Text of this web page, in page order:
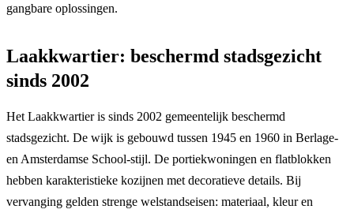
gangbare oplossingen.
Laakkwartier: beschermd stadsgezicht
sinds 2002
Het Laakkwartier is sinds 2002 gemeentelijk beschermd
stadsgezicht. De wijk is gebouwd tussen 1945 en 1960 in Berlage-
en Amsterdamse School-stijl. De portiekwoningen en flatblokken
hebben karakteristieke kozijnen met decoratieve details. Bij
vervanging gelden strenge welstandseisen: materiaal, kleur en